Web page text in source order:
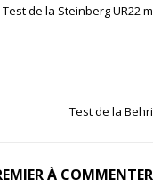
Test de la Steinberg UR22
Test de la
À COMMENTER